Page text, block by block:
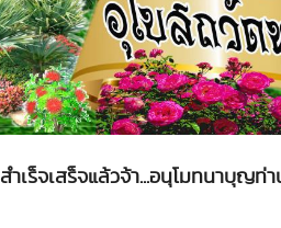
สำเร็จเสร็จแล้วจ้า...อนุโมทนาบุญ